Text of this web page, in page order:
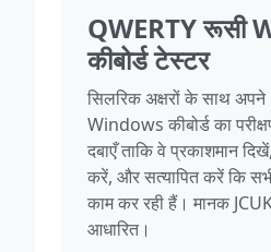
QWERTY रूसी
कीबोर्ड टेस्टर
सिलरिक अक्षरों के साथ
Windows कीबोर्ड का
दबाएँ ताकि वे प्रकाशमान
करें, और सत्यापित करें कि
काम कर रही हैं। मानक
आधारित।